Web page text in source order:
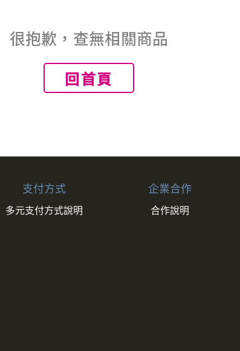
很抱歉，查無相關商品
回首頁
支付方式
多元支付方式說明
企業合作
合作說明